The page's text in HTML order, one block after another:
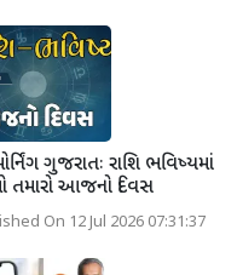
ગુજરાતઃ રાશિ ભવિષ્યમાં
તમારો આજનો દિવસ
On 12 Jul 2026 07:31:37